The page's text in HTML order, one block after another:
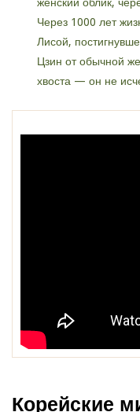
Через 1000 лет
Лисой,
Цзин от обычной
хвоста — он не
Корейские